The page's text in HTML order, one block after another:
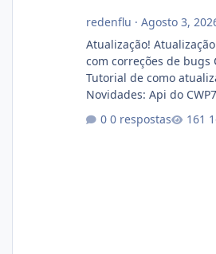
redenflu · Agosto 3,
Atualização! Atualização para a versão 9.8
com correções de bugs Como atualizar?
Tutorial de como
Novidades: Api do CWP7(CentOS Web Panel)
Link publico para
autorizado a usasr o
0 respostas